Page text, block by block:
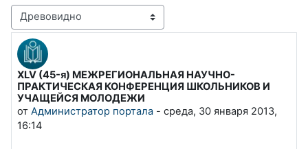
Режим отображения
XLV (45-я) МЕЖРЕГИОНАЛЬНАЯ НАУЧНО-
ПРАКТИЧЕСКАЯ КОНФЕРЕНЦИЯ ШКОЛЬНИКОВ И
УЧАЩЕЙСЯ МОЛОДЕЖИ
от Администратор портала - среда, 30 января 2013,
16:14
Количество ответов: 0